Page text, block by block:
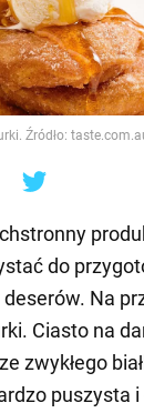
Źródło:
do
Na
Ciasto na
zwykłego
puszysta i